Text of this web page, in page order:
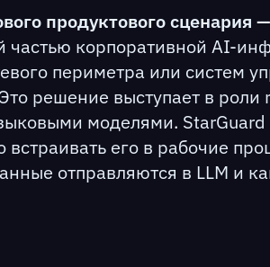
продуктового сценария
частью корпоративной AI-
периметра или систем
решение выступает в
моделями. StarGuard
его в рабочие
отправляются в LLM и